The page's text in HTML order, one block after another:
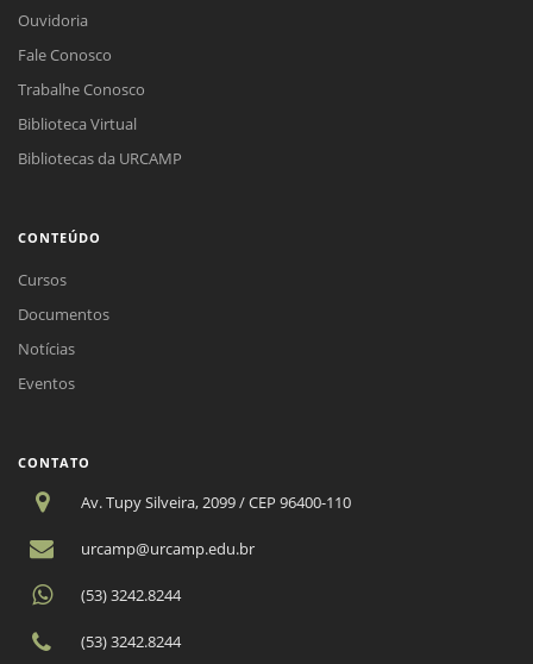
Ouvidoria
Fale Conosco
Trabalhe Conosco
Biblioteca Virtual
Bibliotecas da URCAMP
CONTEÚDO
Cursos
Documentos
Notícias
Eventos
CONTATO
Av. Tupy Silveira, 2099 / CEP 96400-110
urcamp@urcamp.edu.br
(53) 3242.8244
(53) 3242.8244